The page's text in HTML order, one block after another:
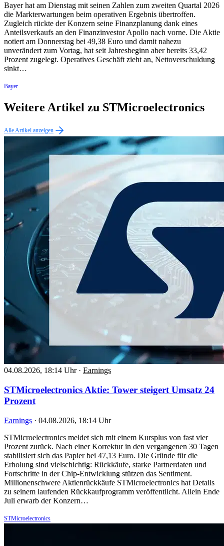
Bayer hat am Dienstag mit seinen Zahlen zum zweiten Quartal 2026
die Markterwartungen beim operativen Ergebnis übertroffen.
Zugleich rückte der Konzern seine Finanzplanung dank eines
Anteilsverkaufs an den Finanzinvestor Apollo nach vorne. Die Aktie
notiert am Donnerstag bei 49,38 Euro und damit nahezu
unverändert zum Vortag, hat seit Jahresbeginn aber bereits 33,42
Prozent zugelegt. Operatives Geschäft zieht an, Nettoverschuldung
sinkt…
Bayer
Weitere Artikel zu STMicroelectronics
Alle Artikel anzeigen
04.08.2026, 18:14 Uhr · Earnings
STMicroelectronics Aktie: Tower steigert Umsatz 24
Prozent
Earnings · 04.08.2026, 18:14 Uhr
STMicroelectronics meldet sich mit einem Kursplus von fast vier
Prozent zurück. Nach einer Korrektur in den vergangenen 30 Tagen
stabilisiert sich das Papier bei 47,13 Euro. Die Gründe für die
Erholung sind vielschichtig: Rückkäufe, starke Partnerdaten und
Fortschritte in der Chip-Entwicklung stützen das Sentiment.
Millionenschwere Aktienrückkäufe STMicroelectronics hat Details
zu seinem laufenden Rückkaufprogramm veröffentlicht. Allein Ende
Juli erwarb der Konzern…
STMicroelectronics